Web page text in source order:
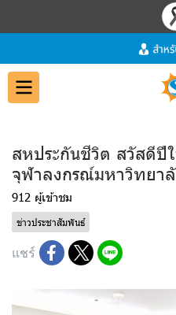
สหประกันชีวิต สวัสดี
จุฬาลงกรณ์มหาวิทยา
912 ผู้เข้าชม
ข่าวประชาสัมพันธ์
แชร์